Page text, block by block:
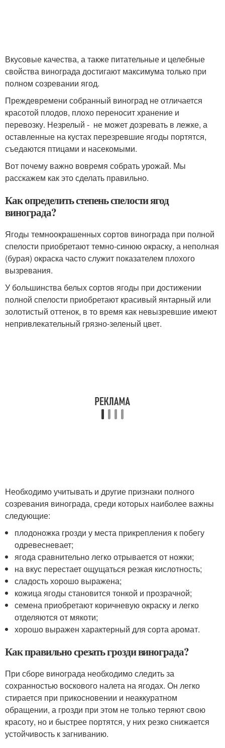
Вкусовые качества, а также питательные и целебные
свойства винограда достигают максимума только при
полном созревании ягод.
Прежде­времени собранный виноград не отличается
красотой плодов, плохо переносит хранение и
перевозку. Незрелый - не может дозревать в лежке, а
оставленные на кустах перезревшие ягоды портятся,
съедаются птицами и насекомыми.
Вот почему важно вовремя собрать урожай. Мы
расскажем как это сделать правильно.
Как определить степень спелости ягод
винограда?
Ягоды темноокрашенных сортов винограда при полной
спелости приобретают темно-синюю окраску, а неполная
(бурая) окраска часто служит показателем плохого
вызревания.
У большинства белых сортов ягоды при достижении
полной спелости приобретают красивый янтарный или
золотистый оттенок, в то время как невызревшие имеют
непривлекательный гряз­но-зеленый цвет.
Необходимо учитывать и другие признаки полного
созревания винограда, среди которых наиболее важны
следующие:
плодоножка грозди у места прикрепления к побегу
одревесневает;
ягода сравнительно легко отрывается от ножки;
на вкус перестает ощущаться резкая кислотность;
сладость хорошо выражена;
кожица ягоды становится тонкой и прозрачной;
семена приобретают коричневую окраску и легко
отделяются от мякоти;
хорошо выражен характерный для сорта аромат.
Как правильно срезать грозди винограда?
При сборе винограда необходимо следить за
сохранностью воскового налета на ягодах. Он легко
стирается при прикосновении и неаккуратном
обращении, а грозди при этом не только теряют свою
красоту, но и быстрее портятся, у них резко снижается
устойчивость к загниванию.